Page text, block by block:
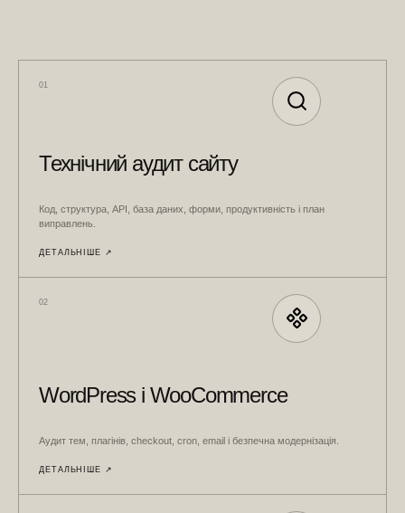
01
Технічний аудит сайту
Код, структура, API, база даних, форми, продуктивність і план
виправлень.
ДЕТАЛЬНІШЕ ↗︎
02
WordPress і WooCommerce
Аудит тем, плагінів, checkout, cron, email і безпечна модернізація.
ДЕТАЛЬНІШЕ ↗︎